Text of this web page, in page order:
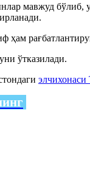
мавжуд
ўтказилади.
элчихонаси